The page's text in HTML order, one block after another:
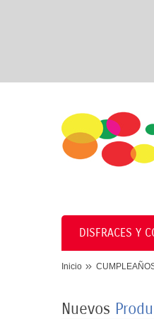
DISFRACES Y
Inicio
Nuevos
8
3,50